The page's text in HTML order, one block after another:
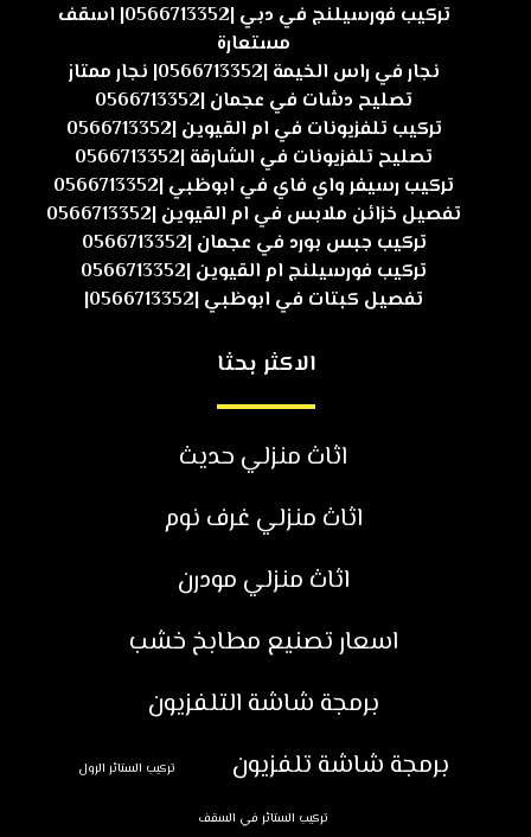
تركيب فورسيلنج في دبي |0566713352| اسقف
مستعارة
نجار في راس الخيمة |0566713352| نجار ممتاز
تصليح دشات في عجمان |0566713352
تركيب تلفزيونات في ام القيوين |0566713352
تصليح تلفزيونات في الشارقة |0566713352
تركيب رسيفر واي فاي في ابوظبي |0566713352
تفصيل خزائن ملابس في ام القيوين |0566713352
تركيب جبس بورد في عجمان |0566713352
تركيب فورسيلنج ام القيوين |0566713352
تفصيل كبتات في ابوظبي |0566713352|
الاكثر بحثا
اثاث منزلي حديث
اثاث منزلي غرف نوم
اثاث منزلي مودرن
اسعار تصنيع مطابخ خشب
برمجة شاشة التلفزيون
برمجة شاشة تلفزيون
تركيب الستائر الرول
تركيب الستائر في السقف